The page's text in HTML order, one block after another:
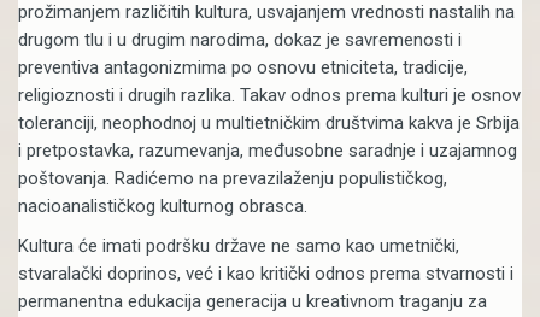
prožimanjem različitih kultura, usvajanjem vrednosti nastalih na
drugom tlu i u drugim narodima, dokaz je savremenosti i
preventiva antagonizmima po osnovu etniciteta, tradicije,
religioznosti i drugih razlika. Takav odnos prema kulturi je osnov
toleranciji, neophodnoj u multietničkim društvima kakva je Srbija
i pretpostavka, razumevanja, međusobne saradnje i uzajamnog
poštovanja. Radićemo na prevazilaženju populističkog,
nacioanalističkog kulturnog obrasca.
Kultura će imati podršku države ne samo kao umetnički,
stvaralački doprinos, već i kao kritički odnos prema stvarnosti i
permanentna edukacija generacija u kreativnom traganju za